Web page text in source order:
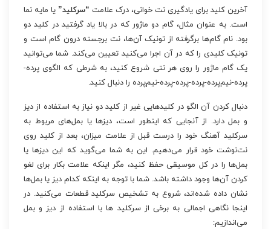
آخرین کلید برای یادگیری نت خوانی، درک علامت “سرکلید” یا مایه نما
است. به عنوان مثال، گام دو ماژور که در بالا یاد گرفتید در کلید دو
بود. نام گام‌ها برگرفته از تونیک آن‌ها، نت برجسته درون گام است و
تونیک کلیدی را که در آن اجرا می‌کنید تعیین می‌کند. شما می‌توانید
یک گام ماژور را روی هر نتی شروع کنید، به شرطی که الگوی پرده-
پرده-نیم‌پرده-پرده-پرده-پرده-نیم‌پرده را دنبال کنید.
دنبال کردن آن الگو در کلیدهایی غیر از کلید دو نیاز به استفاده از دیز
و بمل دارد. از آنجایی که اینطور است، دیزها یا بمل‌های مربوط به
سرکلید آهنگ خود را درست قبل از علامت میزان، بعد از کلید روی
نت‌نوشت خود قرار می‌دهیم. این به شما می‌گوید که این دیزها یا
بمل‌ها را در کل موسیقی حفظ کنید، مگر اینکه علامت بکار برای لغو
کردن آن‌ها وجود داشته باشد. شما با توجه به اینکه کدام دیز یا بمل‌ها
نشان داده شده‌اند، شروع به تشخیص سرکلید قطعات می‌کنید. در
اینجا نگاهی اجمالی به برخی از سرکلید ها با استفاده از دیز و بمل
می‌اندازیم: